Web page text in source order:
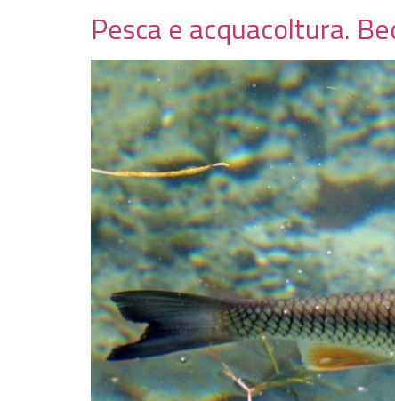
Pesca e acquacoltura.